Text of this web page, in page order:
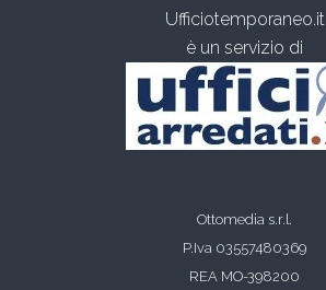
Ufficiotemporaneo.it
è un servizio di
Ottomedia s.r.l.
P.Iva 03557480369
REA MO-398200